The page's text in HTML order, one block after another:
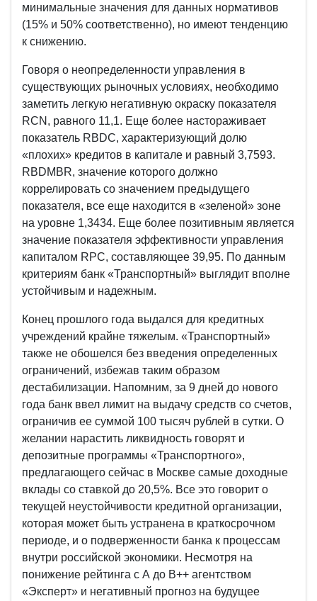
минимальные значения для данных нормативов
(15% и 50% соответственно), но имеют тенденцию
к снижению.
Говоря о неопределенности управления в
существующих рыночных условиях, необходимо
заметить легкую негативную окраску показателя
RCN, равного 11,1. Еще более настораживает
показатель RBDC, характеризующий долю
«плохих» кредитов в капитале и равный 3,7593.
RBDMBR, значение которого должно
коррелировать со значением предыдущего
показателя, все еще находится в «зеленой» зоне
на уровне 1,3434. Еще более позитивным является
значение показателя эффективности управления
капиталом RPC, составляющее 39,95. По данным
критериям банк «Транспортный» выглядит вполне
устойчивым и надежным.
Конец прошлого года выдался для кредитных
учреждений крайне тяжелым. «Транспортный»
также не обошелся без введения определенных
ограничений, избежав таким образом
дестабилизации. Напомним, за 9 дней до нового
года банк ввел лимит на выдачу средств со счетов,
ограничив ее суммой 100 тысяч рублей в сутки. О
желании нарастить ликвидность говорят и
депозитные программы «Транспортного»,
предлагающего сейчас в Москве самые доходные
вклады со ставкой до 20,5%. Все это говорит о
текущей неустойчивости кредитной организации,
которая может быть устранена в краткосрочном
периоде, и о подверженности банка к процессам
внутри российской экономики. Несмотря на
понижение рейтинга с А до B++ агентством
«Эксперт» и негативный прогноз на будущее